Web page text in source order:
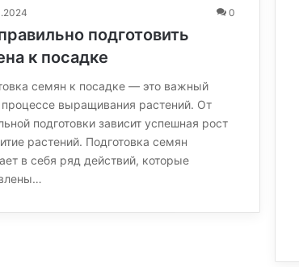
0
подготовить
к посадке
семян к посадке — это важный
процессе выращивания растений. От
подготовки зависит успешная рост
растений. Подготовка семян
в себя ряд действий, которые